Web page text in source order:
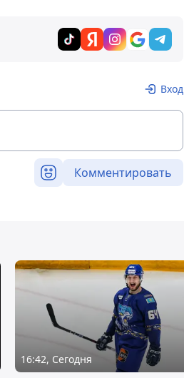
Вход
Комментировать
16:42, Сегодня